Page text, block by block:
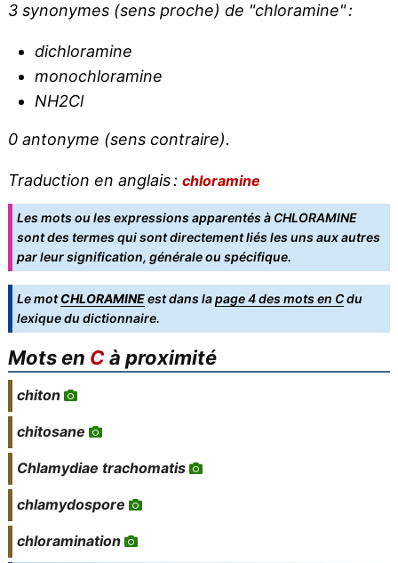
3 synonymes (sens proche) de "chloramine" :
dichloramine
monochloramine
NH2Cl
0 antonyme (sens contraire).
Traduction en anglais : chloramine
Les mots ou les expressions apparentés à CHLORAMINE
sont des termes qui sont directement liés les uns aux autres
par leur signification, générale ou spécifique.
Le motCHLORAMINEest dans lapage 4 des mots en Cdu
lexique du dictionnaire.
Mots en Cà proximité
chiton
chitosane
Chlamydiae trachomatis
chlamydospore
chloramination